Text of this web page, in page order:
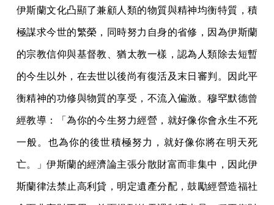
伊斯蘭文化凸顯了兼顧人類的物質與精神均衡特質，積
極謀求今世的繁榮，同時努力自身的省修，因為伊斯蘭
的宗教信仰與基督教、猶太教一樣，認為人類除去短暫
的今生以外，在去世以後尚有復活及末日審判。因此平
衡精神的功修與物質的享受，不流入偏激。穆罕默德曾
經教導：「為你的今生努力經營，就好像你會永生不死
一般。也為你的後世積極努力，就好像你將在明天死
亡。」伊斯蘭的經濟論主張分散財富而非集中，因此伊
斯蘭律法禁止高利貸，明定遺產分配，鼓勵經營造福社